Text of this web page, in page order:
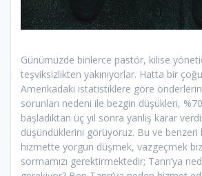
Günümüzde binlerce pastör, kilise
teşviksizlikten yakınıyorlar. Hatta bir
Amerikadaki istatistiklere göre önderlerin
sorunları nedeni ile bezgin düşükleri,
başladıktan üç yıl sonra yanlış karar
düşündüklerini görüyoruz. Bu ve benzeri
hizmette yorgun düşmek, vazgeçmek
sormamızı gerektirmektedir; Tanrı’ya